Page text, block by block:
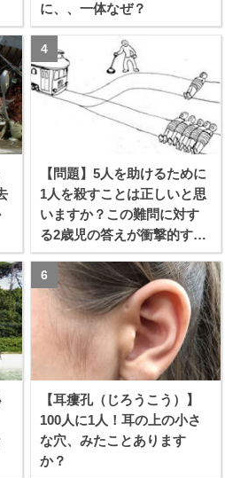
に、、一体なぜ？
【問題】5人を助けるために
1人を殺すことは正しいと思
いますか？この難問に対す
る2歳児の答えが衝撃的すぎ
る！！
【耳瘻孔（じろうこう）】
100人に1人！耳の上の小さ
な穴、みたことあります
か？